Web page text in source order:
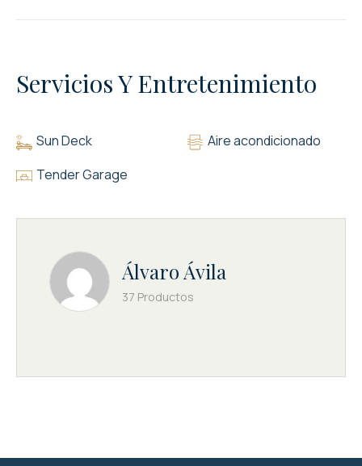
Servicios Y Entretenimiento
Sun Deck
Aire acondicionado
Tender Garage
Álvaro Ávila
37 Productos